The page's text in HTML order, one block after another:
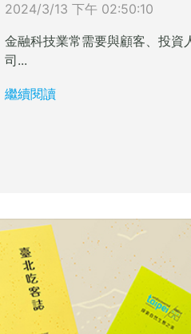
2024/3/13 下午 02:50:10
金融科技業常需要與顧客、投資
司...
繼續閱讀